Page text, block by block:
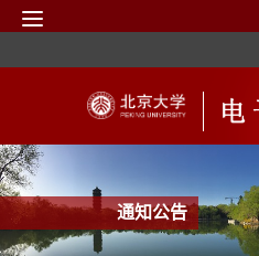
通知公告